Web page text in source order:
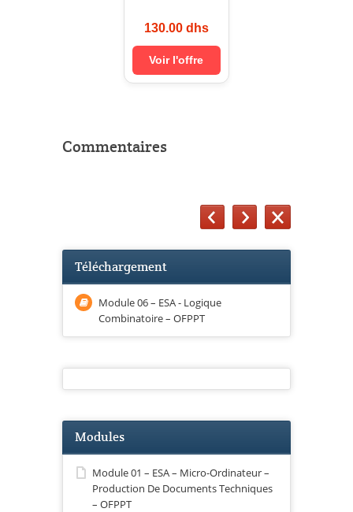
130.00 dhs
Voir l'offre
Commentaires
Téléchargement
Module 06 – ESA - Logique
Combinatoire – OFPPT
Modules
Module 01 – ESA – Micro-Ordinateur –
Production De Documents Techniques
– OFPPT